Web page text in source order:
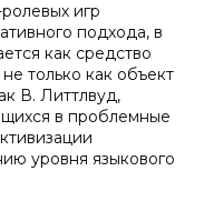
игр
подхода, в
как средство
только как объект
В. Литтлвуд,
в проблемные
уровня языкового